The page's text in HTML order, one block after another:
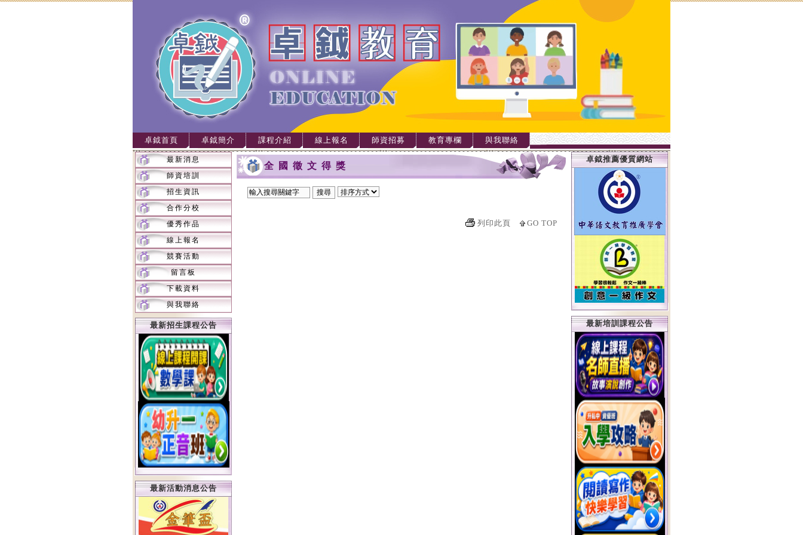
卓鉞首頁 卓鉞簡介 課程介紹 線上報名 師資招募 教育專欄 與我聯絡
最新消息
師資培訓
招生資訊
合作分校
優秀作品
線上報名
競賽活動
留言板
下載資料
與我聯絡
最新招生課程公告
最新活動消息公告
全國徵文得獎
列印此頁 GO TOP
卓鉞推薦優質網站
最新培訓課程公告